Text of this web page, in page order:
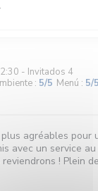
- Invitados 4
: 5/5 Menú : 5/5
agréables pour
avec un service
! Plein